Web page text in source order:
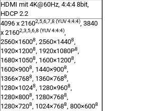
HDMI mit 4K@60Hz, 4:4:4 8bit,
HDCP 2.2
4096 x 21602,5,6,7,8 (YUV 4:4:4), 3840
x 21602,3,5,6,8 (YUV 4:4:4),
2560×16008, 2560×14408,
1920×12008, 1920x1080P8,
1680×10508, 1600×12008,
1600×9008, 1440×9008,
1366×7688, 1360×7688,
1280×10248, 1280×9608,
1280×8008, 1280×7688,
1280×7208, 1024×7688, 800×6008